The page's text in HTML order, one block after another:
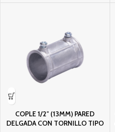
COPLE 1/2″ (13MM) PARED
DELGADA CON TORNILLO TIPO